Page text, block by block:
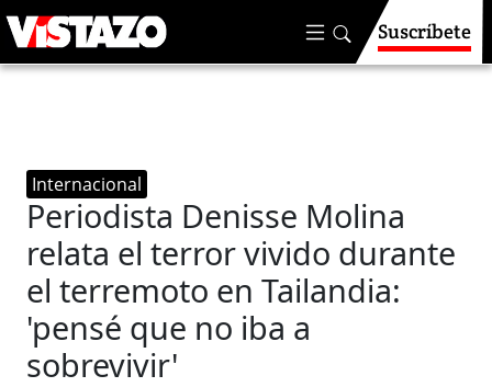
Suscríbete
Internacional
Periodista Denisse Molina
relata el terror vivido durante
el terremoto en Tailandia:
'pensé que no iba a
sobrevivir'